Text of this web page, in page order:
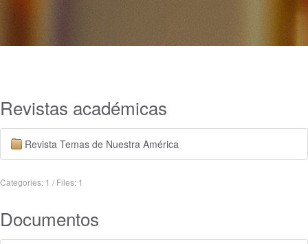
Revistas académicas
Revista Temas de Nuestra América
Categories: 1 / Files: 1
Documentos